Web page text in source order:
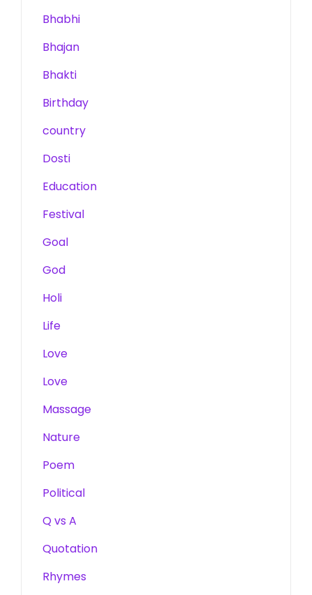
Bhabhi
Bhajan
Bhakti
Birthday
country
Dosti
Education
Festival
Goal
God
Holi
Life
Love
Love
Massage
Nature
Poem
Political
Q vs A
Quotation
Rhymes